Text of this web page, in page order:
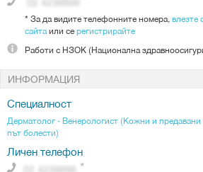
* За да видите телефонните номера, влезте
сайтаили серегистрирайте
Работи с НЗОК (Национална
ИНФОРМАЦИЯ
Специалност
Дерматолог - Венерологист (Кожни и
път болести)
Личен телефон